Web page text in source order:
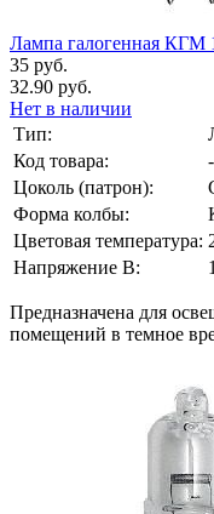
Лампа галогенная КГМ
35 руб.
32.90 руб.
Нет в наличии
Тип:
Код товара:
-
Цоколь (патрон):
Форма колбы:
Цветовая температура:
Напряжение В:
Предназначена для
помещений в темное